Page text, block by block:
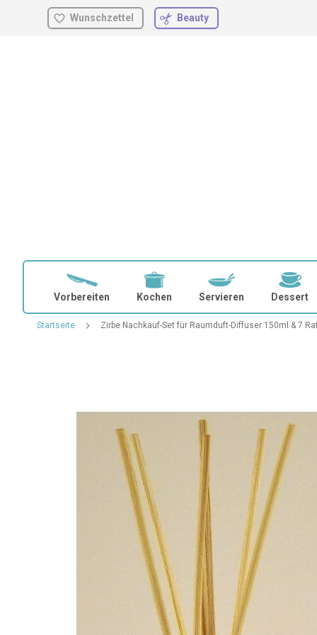
Zum
Wunschzettel Beauty
Vorbereiten Kochen Servieren Dessert
Startseite Zirbe Nachkauf-Set für Raumduft-Diffuser 150ml & 7